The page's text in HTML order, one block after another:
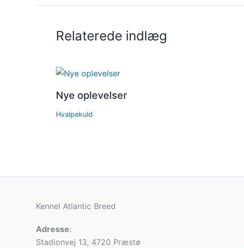
Relaterede indlæg
Nye oplevelser
Hvalpekuld
Kennel Atlantic Breed
Adresse:
Stadionvej 13, 4720 Præstø